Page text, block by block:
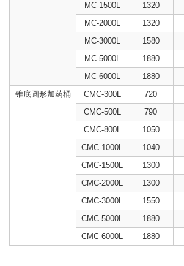
MC-1500L
1320
MC-2000L
1320
MC-3000L
1580
MC-5000L
1880
MC-6000L
1880
锥底圆形加药桶
CMC-300L 720
CMC-500L
790
CMC-800L
1050
CMC-1000L
1040
CMC-1500L
1300
CMC-2000L
1300
CMC-3000L
1550
CMC-5000L
1880
CMC-6000L
1880